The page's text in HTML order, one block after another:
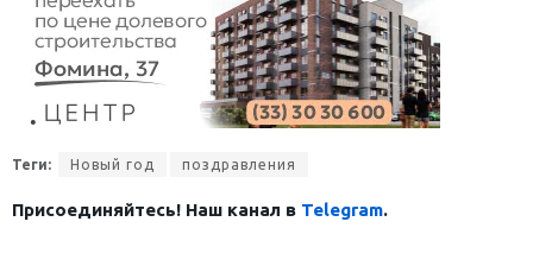
Теги: Новый год поздравления
Присоединяйтесь! Наш канал в Telegram.